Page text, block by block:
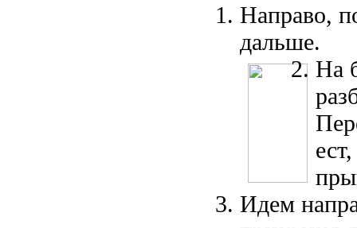
Направо,
дальше.
На
Идем